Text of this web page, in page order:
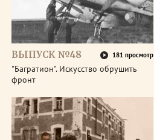
ВЫПУСК №48 181 просмотр
"Багратион". Искусство обрушить
фронт